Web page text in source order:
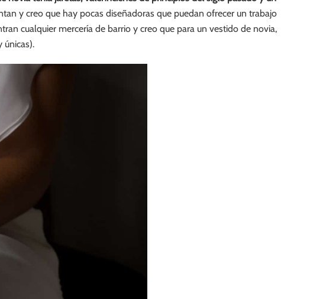
y creo que hay pocas diseñadoras que puedan ofrecer un trabajo
cualquier mercería de barrio y creo que para un vestido de novia,
únicas).